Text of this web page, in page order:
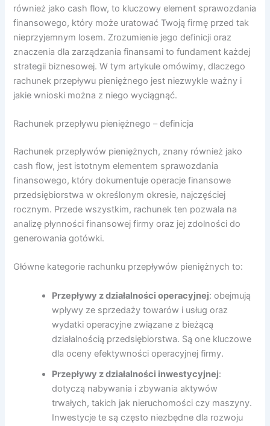
również jako cash flow, to kluczowy element sprawozdania
finansowego, który może uratować Twoją firmę przed tak
nieprzyjemnym losem. Zrozumienie jego definicji oraz
znaczenia dla zarządzania finansami to fundament każdej
strategii biznesowej. W tym artykule omówimy, dlaczego
rachunek przepływu pieniężnego jest niezwykle ważny i
jakie wnioski można z niego wyciągnąć.
Rachunek przepływu pieniężnego – definicja
Rachunek przepływów pieniężnych, znany również jako
cash flow, jest istotnym elementem sprawozdania
finansowego, który dokumentuje operacje finansowe
przedsiębiorstwa w określonym okresie, najczęściej
rocznym. Przede wszystkim, rachunek ten pozwala na
analizę płynności finansowej firmy oraz jej zdolności do
generowania gotówki.
Główne kategorie rachunku przepływów pieniężnych to:
Przepływy z działalności operacyjnej: obejmują
wpływy ze sprzedaży towarów i usług oraz
wydatki operacyjne związane z bieżącą
działalnością przedsiębiorstwa. Są one kluczowe
dla oceny efektywności operacyjnej firmy.
Przepływy z działalności inwestycyjnej:
dotyczą nabywania i zbywania aktywów
trwałych, takich jak nieruchomości czy maszyny.
Inwestycje te są często niezbędne dla rozwoju